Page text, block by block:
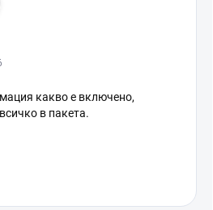
какво е включено,
в пакета.